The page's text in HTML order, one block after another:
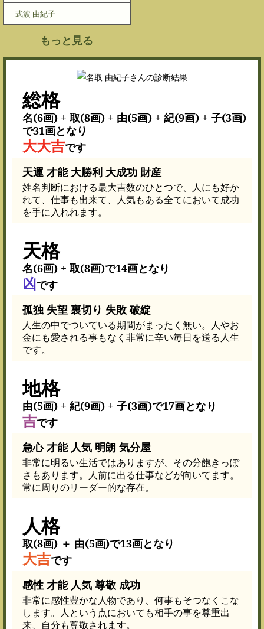
式波 由紀子
もっと見る
総格
名(6画) + 取(8画) + 由(5画) + 紀(9画) + 子(3画)
で31画となり
大大吉です
天運 才能 大勝利 大成功 財産
姓名判断における最大吉数のひとつで、人にも好か
れて、仕事も出来て、人気もある全てにおいて成功
を手に入れれます。
天格
名(6画) + 取(8画)で14画となり
凶です
孤独 失望 裏切り 失敗 破綻
人生の中でついている期間がまったく無い。人やお
金にも愛される事もなく非常に辛い毎日を送る人生
です。
地格
由(5画) + 紀(9画) + 子(3画)で17画となり
吉です
急心 才能 人気 明朗 気分屋
非常に明るい生活ではありますが、その分飽きっぽ
さもあります。人前に出る仕事などが向いてます。
常に周りのリーダー的な存在。
人格
取(8画) ＋ 由(5画)で13画となり
大吉です
感性 才能 人気 尊敬 成功
非常に感性豊かな人物であり、何事もそつなくこな
します。人という点においても相手の事を尊重出
来、自分も尊敬されます。